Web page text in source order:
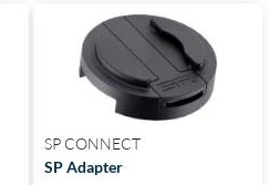
SP CONNECT
SP Adapter